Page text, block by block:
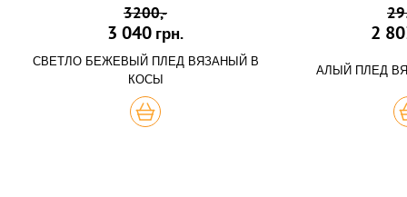
3200,-
3 040 грн.
СВЕТЛО БЕЖЕВЫЙ ПЛЕД ВЯЗАНЫЙ В
КОСЫ
КУПИТЬ
2
АЛЫЙ ПЛЕД